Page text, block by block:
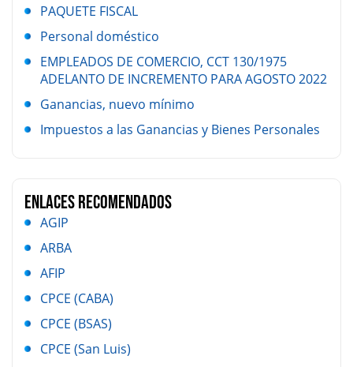
PAQUETE FISCAL
Personal doméstico
EMPLEADOS DE COMERCIO, CCT 130/1975
ADELANTO DE INCREMENTO PARA AGOSTO 2022
Ganancias, nuevo mínimo
Impuestos a las Ganancias y Bienes Personales
Enlaces Recomendados
AGIP
ARBA
AFIP
CPCE (CABA)
CPCE (BSAS)
CPCE (San Luis)